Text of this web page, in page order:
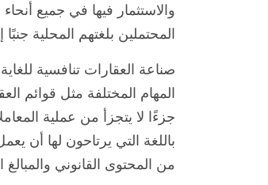
والاستثمار فيها في جميع
المحتملين بلغتهم المحلية
صناعة العقارات تنافسية
المهام المختلفة مثل قوائم
جزءًا لا يتجزأ من عملية
باللغة التي يرتاحون لها أن
من المحتوى القانوني